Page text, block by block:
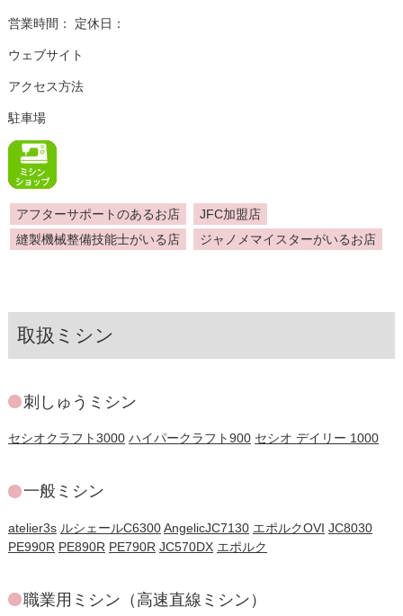
営業時間： 定休日：
ウェブサイト
アクセス方法
駐車場
アフターサポートのあるお店
JFC加盟店
縫製機械整備技能士がいる店
ジャノメマイスターがいるお店
取扱ミシン
刺しゅうミシン
セシオクラフト3000 ハイパークラフト900 セシオ デイリー 1000
一般ミシン
atelier3s ルシェールC6300AngelicJC7130 エポルクOVI JC8030
PE990R PE890R PE790R JC570DX エポルク
職業用ミシン（高速直線ミシン）